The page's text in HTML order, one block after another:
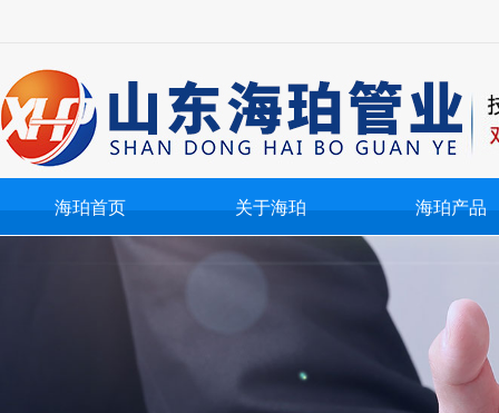
海珀首页 关于海珀 海珀产品